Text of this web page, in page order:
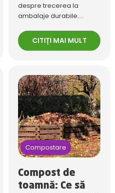
despre trecerea la
ambalaje durabile....
CITIȚI MAI MULT
Compostare
Compost de
toamnă: Ce să